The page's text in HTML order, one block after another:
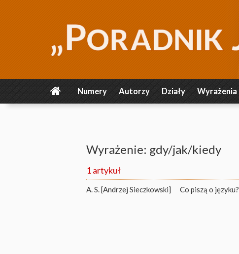
Numery Autorzy Działy Wyrażenia
Wyrażenie: gdy/jak/kiedy
1 artykuł
A. S. [Andrzej Sieczkowski] Co piszą o języku?